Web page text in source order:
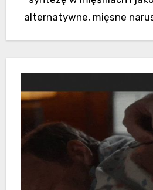
alternatywne, mięsne